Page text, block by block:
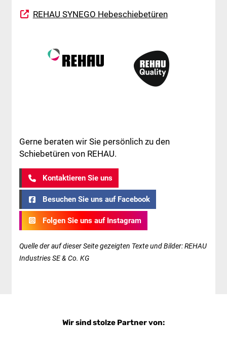
REHAU SYNEGO Hebeschiebetüren
Gerne beraten wir Sie persönlich zu den
Schiebetüren von REHAU.
Kontaktieren Sie uns
Besuchen Sie uns auf Facebook
Folgen Sie uns auf Instagram
Quelle der auf dieser Seite gezeigten Texte und Bilder: REHAU
Industries SE & Co. KG
Wir sind stolze Partner von: